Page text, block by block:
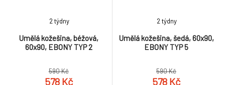
Umělá kožešina, béžová,
60x90, EBONY TYP 2
2 týdny
590 Kč
578 Kč
Umělá kožešina, šedá, 60x90,
EBONY TYP 5
2 týdny
590 Kč
578 Kč